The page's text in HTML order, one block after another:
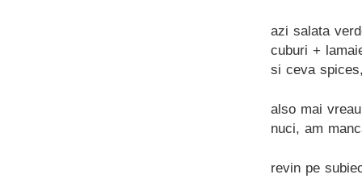
azi salata
cuburi +
si ceva
also mai
nuci, am
revin pe